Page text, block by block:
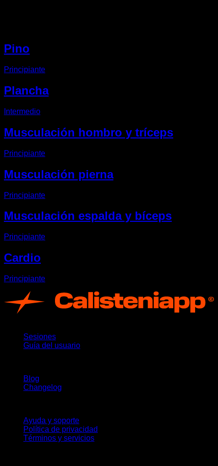
Pino
Principiante
Plancha
Intermedio
Musculación hombro y tríceps
Principiante
Musculación pierna
Principiante
Musculación espalda y bíceps
Principiante
Cardio
Principiante
Sesiones
Guía del usuario
Blog
Changelog
Ayuda y soporte
Política de privacidad
Términos y servicios